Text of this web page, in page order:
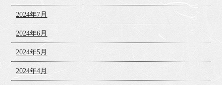
2024年7月
2024年6月
2024年5月
2024年4月